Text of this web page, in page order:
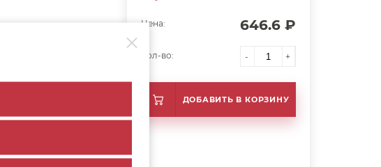
Цена: 646.6 ₽
Кол-во: - +
ДОБАВИТЬ В КОРЗИНУ